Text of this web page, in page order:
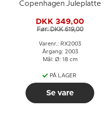
Copenhagen Juleplatte
DKK 349,00
Før: DKK 619,00
Varenr.: RX2003
Årgang: 2003
Mål: Ø: 18 cm
PÅ LAGER
Se vare